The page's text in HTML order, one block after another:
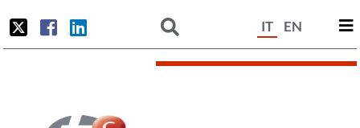
IT EN